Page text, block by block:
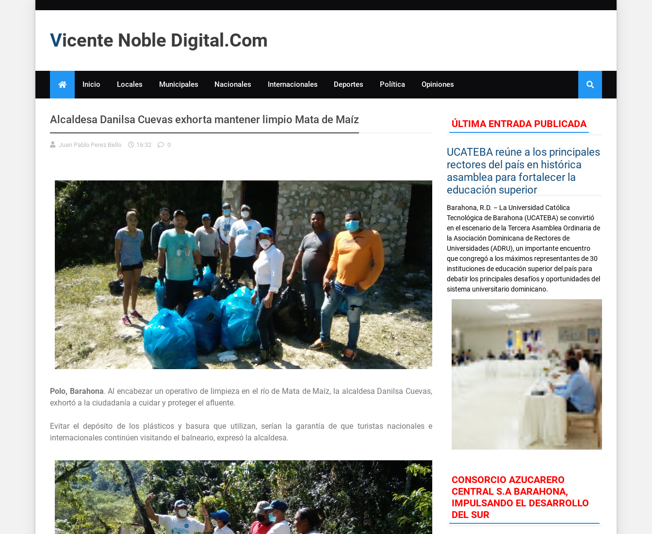
Vicente Noble Digital.Com
Inicio Locales Municipales Nacionales Internacionales Deportes Política Opiniones
Alcaldesa Danilsa Cuevas exhorta mantener limpio Mata de Maíz
Juan Pablo Perez Bello 16:32 0
Polo, Barahona. Al encabezar un operativo de limpieza en el río de Mata de Maíz, la alcaldesa Danilsa Cuevas,
exhortó a la ciudadanía a cuidar y proteger el afluente.
Evitar el depósito de los plásticos y basura que utilizan, serían la garantía de que turistas nacionales e
internacionales continúen visitando el balneario, expresó la alcaldesa.
ÚLTIMA ENTRADA PUBLICADA
UCATEBA reúne a los principales
rectores del país en histórica
asamblea para fortalecer la
educación superior
Barahona, R.D. – La Universidad Católica
Tecnológica de Barahona (UCATEBA) se convirtió
en el escenario de la Tercera Asamblea Ordinaria de
la Asociación Dominicana de Rectores de
Universidades (ADRU), un importante encuentro
que congregó a los máximos representantes de 30
instituciones de educación superior del país para
debatir los principales desafíos y oportunidades del
sistema universitario dominicano.
CONSORCIO AZUCARERO
CENTRAL S.A BARAHONA,
IMPULSANDO EL DESARROLLO
DEL SUR